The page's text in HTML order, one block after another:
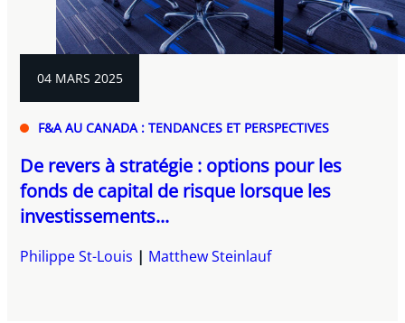
04 MARS 2025
F&A AU CANADA : TENDANCES ET PERSPECTIVES
De revers à stratégie : options pour les
fonds de capital de risque lorsque les
investissements...
Philippe St-Louis Matthew Steinlauf